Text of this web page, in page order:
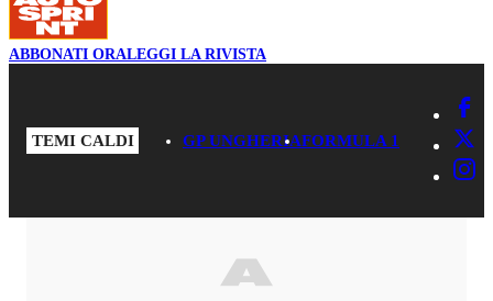
ABBONATI ORALEGGI LA RIVISTA
TEMI CALDI GP UNGHERIAFORMULA 1